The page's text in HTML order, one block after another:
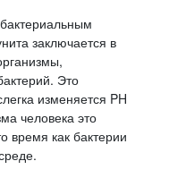
заключается в
Это
изменяется PH
человека это
время как бактерии